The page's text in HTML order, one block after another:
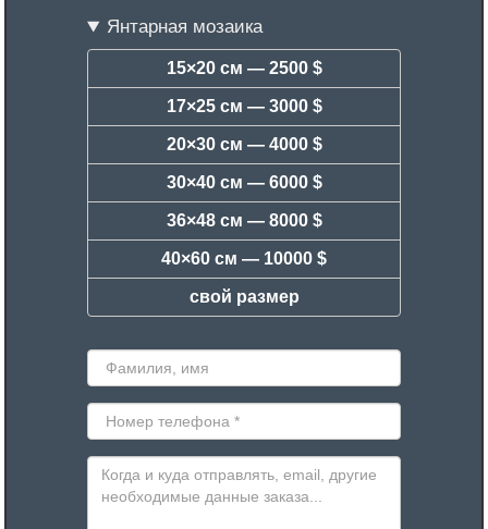
Янтарная мозаика
15×20 см — 2500 $
17×25 см — 3000 $
20×30 см — 4000 $
30×40 см — 6000 $
36×48 см — 8000 $
40×60 см — 10000 $
свой размер